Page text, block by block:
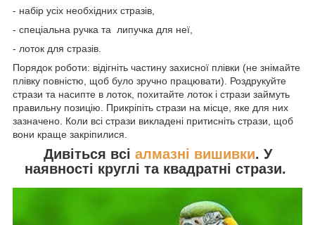
- набір усіх необхідних стразів,
- спеціальна ручка та липучка для неї,
- лоток для стразів.
Порядок роботи: відігніть частину захисної плівки (не знімайте
плівку повністю, щоб було зручно працювати). Роздрукуйте
стрази та насипте в лоток, похитайте лоток і стрази займуть
правильну позицію. Прикріпіть стрази на місце, яке для них
зазначено. Коли всі стрази викладені притисніть стрази, щоб
вони краще закріпилися.
Дивіться всі алмазні вишивки. У
наявності круглі та квадратні стрази.